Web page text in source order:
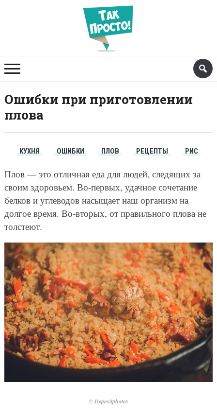
Ошибки при приготовлении
плова
КУХНЯ ОШИБКИ ПЛОВ РЕЦЕПТЫ РИС
Плов — это отличная еда для людей, следящих за
своим здоровьем. Во-первых, удачное сочетание
белков и углеводов насыщает наш организм на
долгое время. Во-вторых, от правильного плова не
толстеют.
© Depositphotos